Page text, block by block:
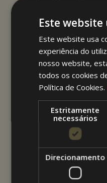
Comece por pensar
sombra. Para que isso
posicionamento do sol
margem que tem de
inverno? E a que
comprimento do
um tecido muito opaco
É por isso que na
necessário fazer um
cada caso (ou cada
melhor solução é
Este website
Este website usa
experiência do
nosso website,
todos os cookies
Política de Cookies.
Estritamente
necessários
Direcionamento